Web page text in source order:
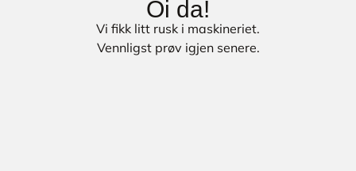
Oi da!
Vi fikk litt rusk i maskineriet.
Vennligst prøv igjen senere.